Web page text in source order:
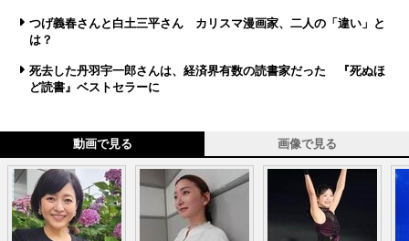
つげ義春さんと白土三平さん カリスマ漫画家、二人の「違い」と
は？
死去した丹羽宇一郎さんは、経済界有数の読書家だった 『死ぬほ
ど読書』ベストセラーに
動画で見る 画像で見る